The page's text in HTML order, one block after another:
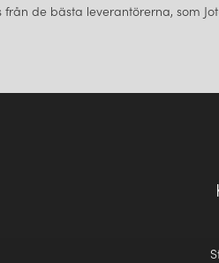
från de bästa leverantörerna, som